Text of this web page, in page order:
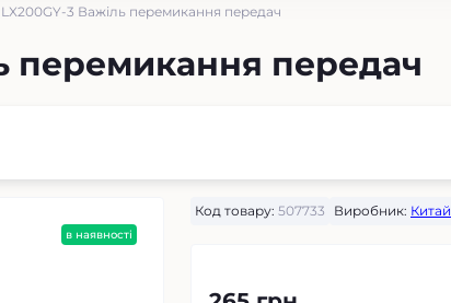
3 Важіль перемикання передач
перемикання передач
в наявності
Код товару: 507733 Виробник: Китай